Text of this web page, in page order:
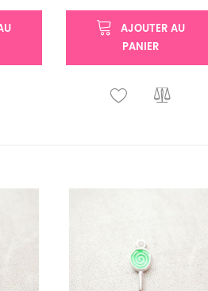
AJOUTER AU
PANIER